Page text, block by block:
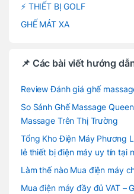
⚡ THIẾT BỊ GOLF
GHẾ MÁT XA
📌 Các bài viết hướng
Review Đánh giá ghế
So Sánh Ghế Massage
Massage Trên Thị Trường
Tổng Kho Điện Máy Phương
lẻ thiết bị điện máy uy tín tại
Làm thế nào Mua điện máy
Mua điện máy đầy đủ VAT –